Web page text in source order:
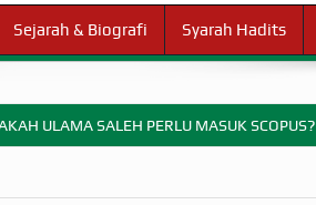
Sejarah & Biografi Syarah Hadits
ULAMA SALEH PERLU MASUK SCOPUS?